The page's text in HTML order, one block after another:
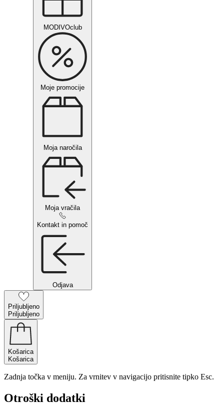
MODIVOclub
Moje promocije
Moja naročila
Moja vračila
Kontakt in pomoč
Odjava
Priljubljeno
Priljubljeno
Košarica
Košarica
Zadnja točka v meniju. Za vrnitev v navigacijo pritisnite tipko Esc.
Otroški dodatki